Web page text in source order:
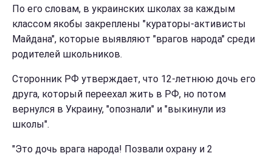
По его словам, в украинских школах за каждым
классом якобы закреплены "кураторы-активисты
Майдана", которые выявляют "врагов народа" среди
родителей школьников.
Сторонник РФ утверждает, что 12-летнюю дочь его
друга, который переехал жить в РФ, но потом
вернулся в Украину, "опознали" и "выкинули из
школы".
"Это дочь врага народа! Позвали охрану и 2